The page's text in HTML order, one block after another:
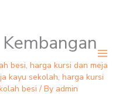
besi, harga kursi dan meja
kayu sekolah, harga kursi
besi / By admin